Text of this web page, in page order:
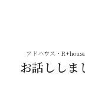
アドハウス・
お話ししま